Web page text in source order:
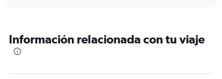
categories.
The
Información relacionada con tu viaje